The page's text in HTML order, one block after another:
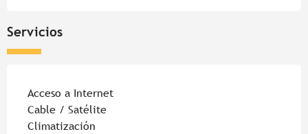
Servicios
Acceso a Internet
Cable / Satélite
Climatización